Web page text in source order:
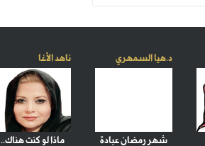
د.هيا السمهري
شهر رمضان عبادة
ناهد الأغا
ماذا لو كنت هناك..